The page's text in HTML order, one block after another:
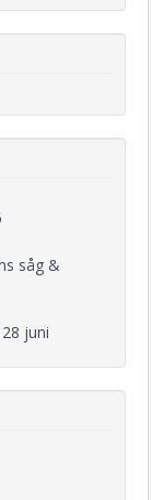
såg &
juni